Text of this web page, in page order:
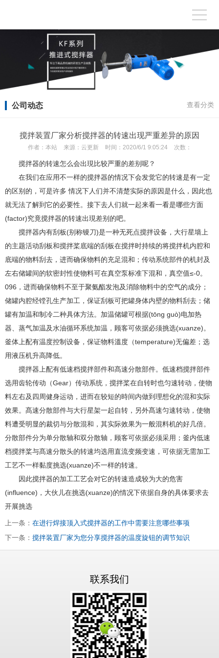
公司动态 查看分类
搅拌装置厂家分析搅拌器的转速出现严重差异的原因
作者： 本站 来源： 云更新 时间： 2020/6/1 9:05:24 次数：
搅拌器的转速怎么会出現比较严重的差别呢？
在我们在应用不一样的搅拌器的情况下会发觉它的转速是有一定
的区别的，可是许多 情况下人们并不清楚实际的原因是什么，因此也
就无法了解到它的必要性。接下去人们就一起来看一看是哪些方面
(factor)究竟搅拌器的转速出現差别的吧。
搅拌器内有刮板(别称镘刀)是一种无死点搅拌设备，大行星墙上
的主题活动刮板和搅拌桨底端的刮板在搅拌时持续的将搅拌机内腔和
底端的物料刮去，进而确保物料的充足混和；传动系统部件的机封及
左右储罐间的软密封性使物料可在真空泵标准下混和，真空值≤-0。
096，进而确保物料不至于聚氨酯发泡及消除物料中的空气的成分；
储罐内腔经镗孔生产加工，保证刮板可把罐身体内壁的物料刮去；储
罐有加温和制冷二种具体方法。加温储罐可根据(tōng guò)电加热
器、蒸气加温及水油循环系统加温，顾客可依据必须挑选(xuanze)。
釜体上配有温度控制设备，保证物料溫度（temperature)无偏差；选
用液压机升高降低。
搅拌器上配有低速档搅拌部件和髙速分散部件。低速档搅拌部件
选用齿轮传动（Gear）传动系统，搅拌桨在自转时也匀速转动，使物
料左右及四周健身运动，进而在较短的時间内做到理想化的混和实际
效果。髙速分散部件与大行星架一起自转，另外髙速匀速转动，使物
料遭受明显的裁切与分散混和，其实际效果为一般混料机的好几倍。
分散部件分为单分散轴和双分散轴，顾客可依据必须采用；釜内低速
档搅拌桨与髙速分散头的转速均选用直流变频变速，可依据无需加工
工艺不一样黏度挑选(xuanze)不一样的转速。
因此搅拌器的加工工艺会对它的转速造成较为大的危害
(influence)，大伙儿在挑选(xuanze)的情况下依据自身的具体要求去
开展挑选
上一条： 在进行焊接顶入式搅拌器的工作中需要注意哪些事项
下一条： 搅拌装置厂家为您分享搅拌器的温度旋钮的调节知识
联系我们